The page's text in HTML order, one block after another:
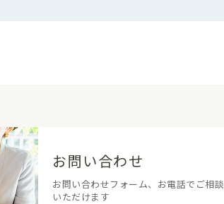
お問い合わせ
お問い合わせフォーム、お電話でご相談
いただけます